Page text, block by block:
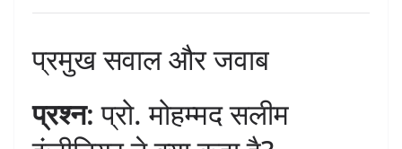
प्रमुख सवाल और जवाब
प्रश्न: प्रो. मोहम्मद सलीम